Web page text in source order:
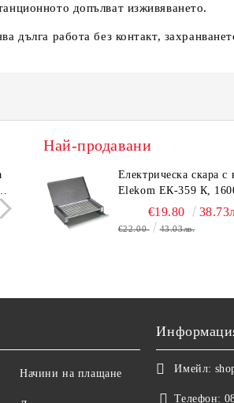
допълват изживяването.
дълга работа без контакт,
Електронен кантар Elekom
EK-403А, до 180 кг, LCD
дисплей, Темперирано
- 6.0 мм, Размери 30x30x2.4
€10.50 20.54лв.
Най-продавани
Електрическа скара с
Elekom ЕК-359 К,
бр. неръждаеми тръбни
нагревятеля
€19.80
€22.00 43.03лв.
Начини на плащане Имейл:
Телефон: